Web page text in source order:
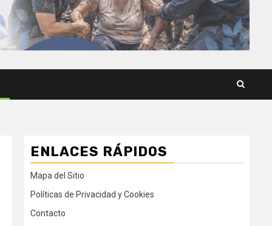
ENLACES RÁPIDOS
Mapa del Sitio
Políticas de Privacidad y Cookies
Contacto